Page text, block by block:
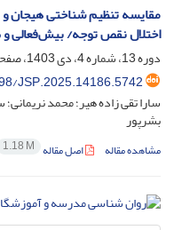
مقایسه تنظیم شناختی هیجان و
اختلال نقص توجه/
دوره 13، شماره 4، دی 1403، صفحه
JSP.2025.14186.5742
سارا تقی زاده هیر؛ محمد
بشرپور
مشاهده مقاله اصل مقاله 1.18 M